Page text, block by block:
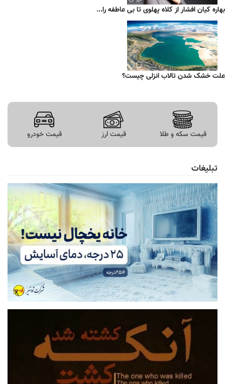
بهاره کیان افشار از کلاه پهلوی تا بی عاطفه را...
علت خشک شدن تالاب انزلی چیست؟
قیمت سکه و طلا قیمت ارز قیمت خودرو
تبلیغات